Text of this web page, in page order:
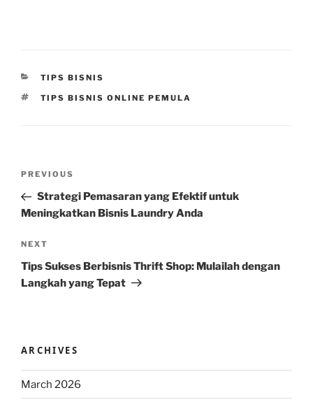
CATEGORIES
TIPS BISNIS
TAGS
TIPS BISNIS ONLINE PEMULA
Previous
Post
PREVIOUS
Strategi Pemasaran yang Efektif untuk
Meningkatkan Bisnis Laundry Anda
Next
Post
NEXT
Tips Sukses Berbisnis Thrift Shop: Mulailah dengan
Langkah yang Tepat
ARCHIVES
March 2026